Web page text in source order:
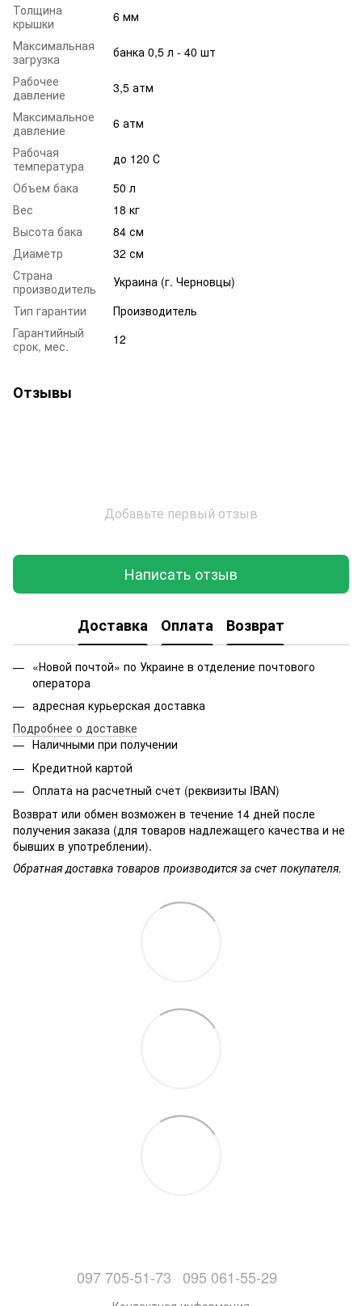
Толщина
крышки
6 мм
Максимальная
загрузка
банка 0,5 л - 40 шт
Рабочее
давление
3,5 атм
Максимальное
давление
6 атм
Рабочая
температура
до 120 С
Объем бака
50 л
Вес
18 кг
Высота бака
84 см
Диаметр
32 см
Страна
производитель
Украина (г. Черновцы)
Тип гарантии
Производитель
Гарантийный
срок, мес.
12
Отзывы
Добавьте первый отзыв
Написать отзыв
Доставка Оплата Возврат
«Новой почтой» по Украине в отделение почтового
оператора
адресная курьерская доставка
Подробнее о доставке
Наличными при получении
Кредитной картой
Оплата на расчетный счет (реквизиты IBAN)
Возврат или обмен возможен в течение 14 дней после
получения заказа (для товаров надлежащего качества и не
бывших в употреблении).
Обратная доставка товаров производится за счет покупателя.
097 705-51-73 095 061-55-29